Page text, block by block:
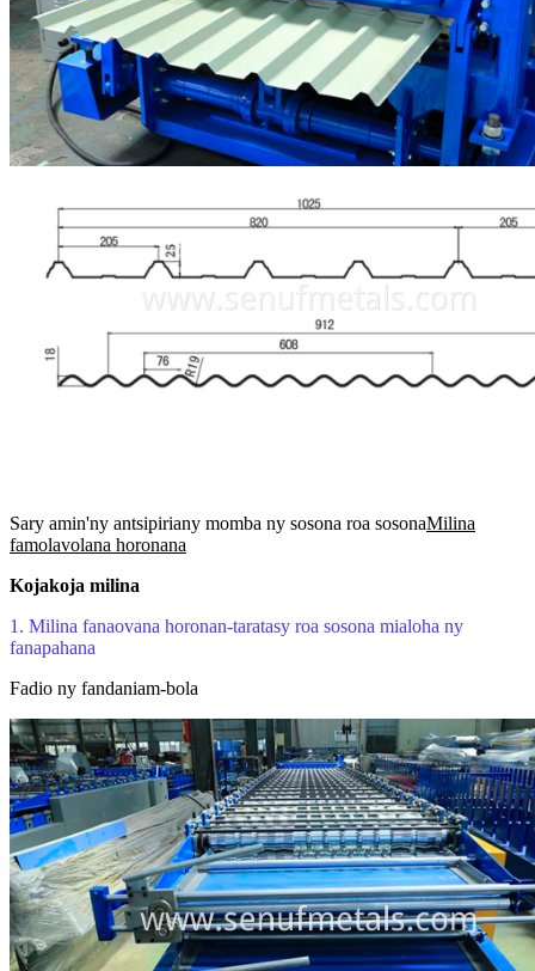
Sary amin'ny antsipiriany momba ny sosona roa sosonaMilina
famolavolana horonana
Kojakoja milina
1. Milina fanaovana horonan-taratasy roa sosona mialoha ny
fanapahana
Fadio ny fandaniam-bola